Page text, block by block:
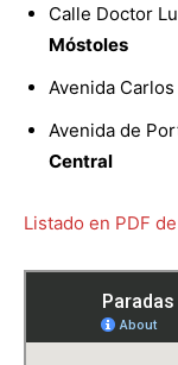
Calle Doctor
Móstoles
Avenida Carlos
Avenida de
Central
Listado en PDF